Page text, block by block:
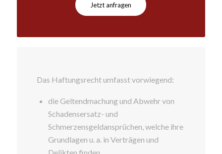
Jetzt anfragen
Das Haftungsrecht umfasst vorwiegend:
die Geltendmachung und Abwehr von
Schadensersatz- und
Schmerzensgeldansprüchen, welche ihre
Grundlagen u. a. in Verträgen und